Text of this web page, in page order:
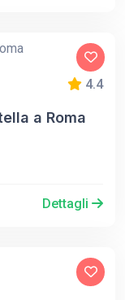
4.4
a Roma
Dettagli